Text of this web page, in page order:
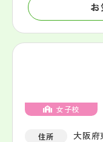
お
女子校
住所 大阪府